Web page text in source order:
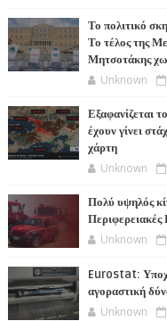
Το πολιτικό
Το τέλος της
Μητσοτάκης
Unknown
Εξαφανίζεται
έχουν γίνει
χάρτη
Unknown
Πολύ υψηλός
Περιφερειακές
Unknown
Eurostat:
αγοραστική
Unknown